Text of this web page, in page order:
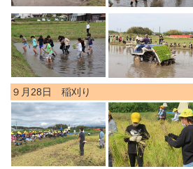
９月28日 稲刈り